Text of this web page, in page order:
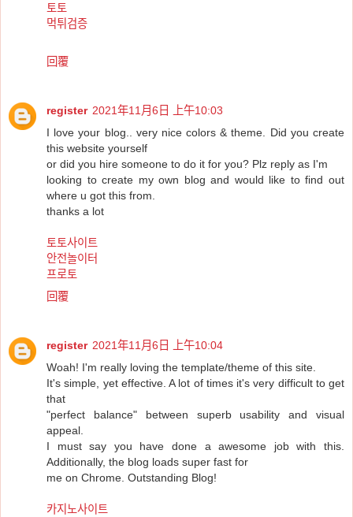
토토
먹튀검증
回覆
register 2021年11月6日 上午10:03
I love your blog.. very nice colors & theme. Did you create
this website yourself
or did you hire someone to do it for you? Plz reply as I'm
looking to create my own blog and would like to find out
where u got this from.
thanks a lot
토토사이트
안전놀이터
프로토
回覆
register 2021年11月6日 上午10:04
Woah! I'm really loving the template/theme of this site.
It's simple, yet effective. A lot of times it's very difficult to get
that
"perfect balance" between superb usability and visual
appeal.
I must say you have done a awesome job with this.
Additionally, the blog loads super fast for
me on Chrome. Outstanding Blog!
카지노사이트